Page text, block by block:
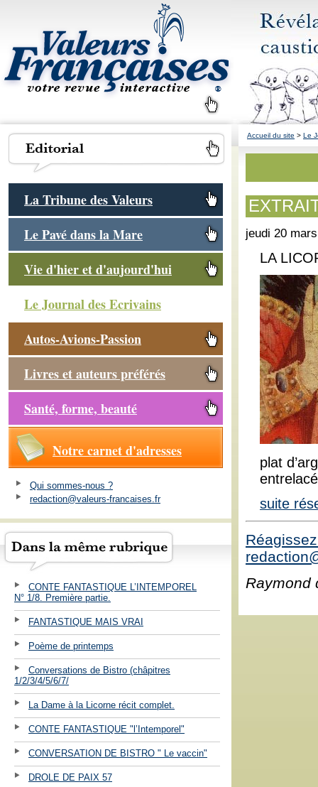
La Tribune des Valeurs
Le Pavé dans la Mare
Vie d'hier et d'aujourd'hui
Le Journal des Ecrivains
Autos-Avions-Passion
Livres et auteurs préférés
Santé, forme, beauté
Notre carnet d'adresses
Qui sommes-nous ?
redaction@valeurs-francaises.fr
CONTE FANTASTIQUE L’INTEMPOREL
N° 1/8. Première partie.
FANTASTIQUE MAIS VRAI
Poème de printemps
Conversations de Bistro (châpitres
1/2/3/4/5/6/7/
La Dame à la Licorne récit complet.
CONTE FANTASTIQUE "l’Intemporel"
CONVERSATION DE BISTRO " Le vaccin"
DROLE DE PAIX 57
Accueil du site > Le
jeudi 20
LA
plat
suite
Raymond